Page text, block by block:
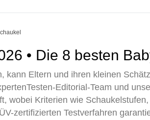
• Die 8 besten
kann Eltern und ihren kleinen
Editorial-Team und
wobei Kriterien wie
zertifizierten Testverfahren